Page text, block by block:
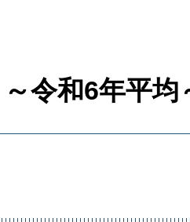
令和6年平均